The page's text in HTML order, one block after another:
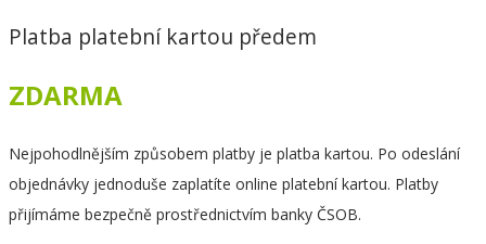
Platba platební kartou předem
ZDARMA
Nejpohodlnějším způsobem platby je platba kartou. Po odeslání
objednávky jednoduše zaplatíte online platební kartou. Platby
přijímáme bezpečně prostřednictvím banky ČSOB.